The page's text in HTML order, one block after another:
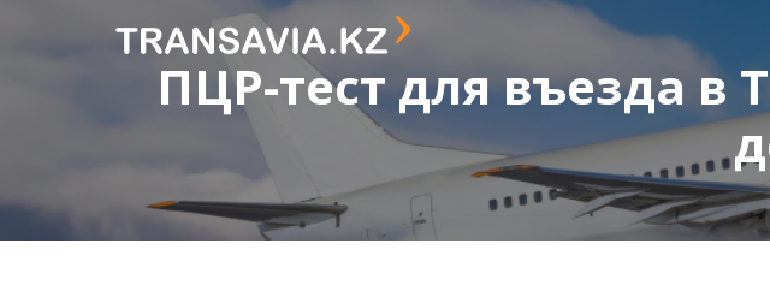
ПЦР-тест для въезда в